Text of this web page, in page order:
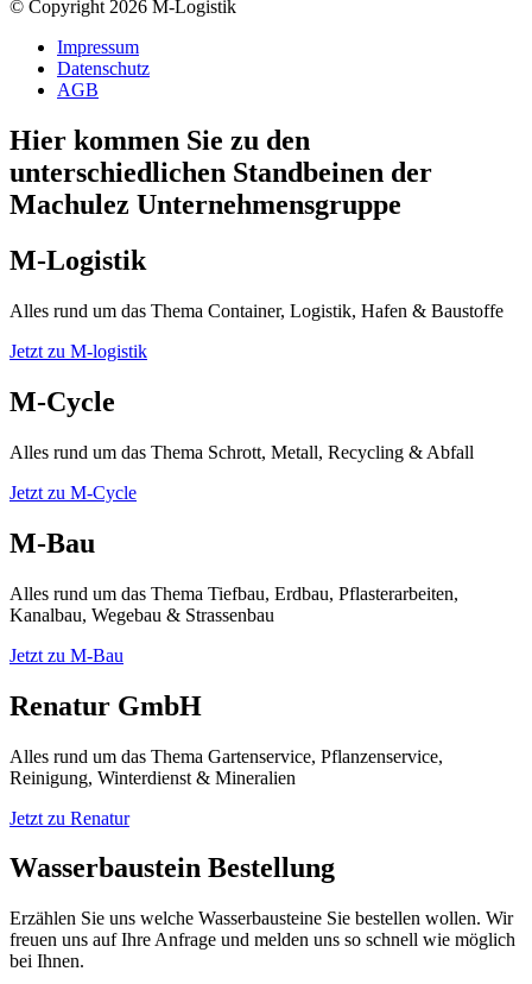
© Copyright 2026 M-Logistik
Impressum
Datenschutz
AGB
Hier kommen Sie zu den
unterschiedlichen Standbeinen der
Machulez Unternehmensgruppe
M-Logistik
Alles rund um das Thema Container, Logistik, Hafen & Baustoffe
Jetzt zu M-logistik
M-Cycle
Alles rund um das Thema Schrott, Metall, Recycling & Abfall
Jetzt zu M-Cycle
M-Bau
Alles rund um das Thema Tiefbau, Erdbau, Pflasterarbeiten,
Kanalbau, Wegebau & Strassenbau
Jetzt zu M-Bau
Renatur GmbH
Alles rund um das Thema Gartenservice, Pflanzenservice,
Reinigung, Winterdienst & Mineralien
Jetzt zu Renatur
Wasserbaustein Bestellung
Erzählen Sie uns welche Wasserbausteine Sie bestellen wollen. Wir
freuen uns auf Ihre Anfrage und melden uns so schnell wie möglich
bei Ihnen.